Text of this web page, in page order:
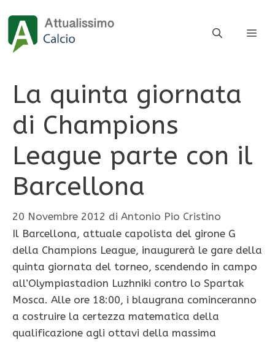
contenuto
La quinta giornata
di Champions
League parte con il
Barcellona
20 Novembre 2012 di Antonio Pio Cristino
Il Barcellona, attuale capolista del girone G
della Champions League, inaugurerà le gare della
quinta giornata del torneo, scendendo in campo
all’Olympiastadion Luzhniki contro lo Spartak
Mosca. Alle ore 18:00, i blaugrana cominceranno
a costruire la certezza matematica della
qualificazione agli ottavi della massima